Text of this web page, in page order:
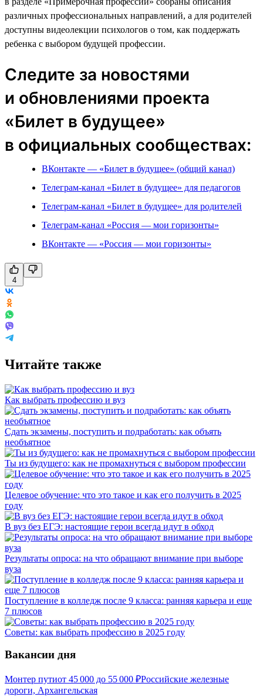
различных профессиональных направлений, а для родителей
доступны видеолекции психологов о том, как поддержать
ребенка с выбором будущей профессии.
Следите за новостями
и обновлениями проекта
«Билет в будущее»
в официальных сообществах:
ВКонтакте — «Билет в будущее» (общий канал)
Телеграм-канал «Билет в будущее» для педагогов
Телеграм-канал «Билет в будущее» для родителей
Телеграм-канал «Россия — мои горизонты»
ВКонтакте — «Россия — мои горизонты»
4
Читайте также
Как выбрать профессию и вуз
Сдать экзамены, поступить и подработать: как объять
необъятное
Ты из будущего: как не промахнуться с выбором профессии
Целевое обучение: что это такое и как его получить в 2025
году
В вуз без ЕГЭ: настоящие герои всегда идут в обход
Результаты опроса: на что обращают внимание при выборе
вуза
Поступление в колледж после 9 класса: ранняя карьера и еще
7 плюсов
Советы: как выбрать профессию в 2025 году
Вакансии дня
Монтер путиот 45 000 до 55 000 ₽Российские железные
дороги, Архангельская